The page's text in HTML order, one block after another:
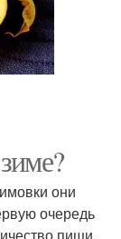
они
очередь